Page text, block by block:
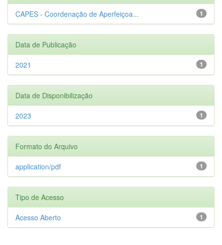
1
CAPES - Coordenação de Aperfeiçoa...
Data de Publicação
1
2021
Data de Disponibilização
1
2023
Formato do Arquivo
1
application/pdf
Tipo de Acesso
1
Acesso Aberto